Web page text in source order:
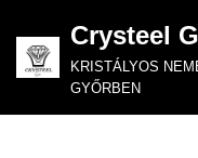
Skip
to
Crysteel
KRISTÁLYOS
GYŐRBEN